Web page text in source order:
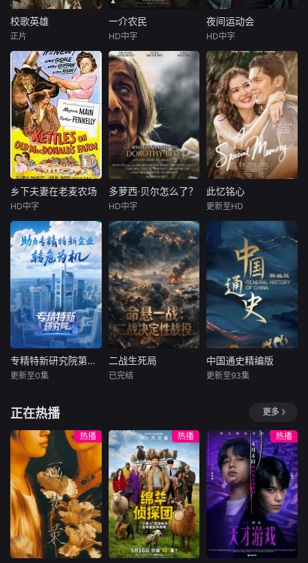
（卢靖姗 饰）、齐
燕（蒋璐霞 饰）、
宁宝儿（屈菁菁
“绝密任务”限时1
（卢靖姗 饰）、齐
燕（蒋璐霞 饰）、
宁宝儿（屈菁菁
“绝密任务”限时1
的危险操纵之中
——一个不惜一切
代价掩盖真相的
校歌英雄
黄黎
叛逆富二代叛逆为
躲爹妈安排，偷报
音乐专业，开学撩
学姐，为校花与校
草开战，背后搞小
动作坑对手又坑队
友；寒门工科妹靠
兼职偷师学音乐，
一边端盘子一边写
歌逆袭。校园歌曲
战，看废柴二代如
何洗白，草
校歌英雄
正片
一介农民
Joel
Anewlywido
wedmotherisleftw
iththecareofanalc
oholicfather-in-la
wandafailingfarm.
Sheisforcedtoforg
ean
一介农民
HD中字
夜间运动会
查尔斯·马利克·惠特菲尔德
凡妮莎·西蒙斯
一名年轻女子
遇到了一位在网上
认识的富有男友。
她很快发现自己陷
入了一场致命的猫
捉老鼠游戏，其中
涉及一个名为Acor
n的暗网组织。
夜间运动会
HD中字
乡下夫妻在老麦农场
Parker
Fennelly
玛与帕，此番
出把力，要替木材
商布拉德·约翰逊和
那位娇惯任性的名
媛莎莉·弗莱明撮合
成一对。玛大娘更
亲自调教莎莉，教
她学些乡野村姑的
作派，好与布拉德
乡下夫妻在老麦农场
HD中字
多萝西·贝尔怎么了？
Hargrove
Lisa
在揭开关于已
故祖母多萝西·贝尔
的童年往事后，奥
兹·格雷决定通过录
像记录她对这些往
事的调查过程。为
了找到答案，她试
图与多萝西的灵魂
沟通，却无意间唤
醒了某种邪恶的力
多萝西·贝尔怎么了？
HD中字
此忆铭心
卡洛·阿基诺
乔尔·托雷
#39; ,
此忆铭心
更新至HD
专精特新研究院第六季
北京卫视科创IP
《专精特新研究
院》真实记录国内
科创企业技术突破
与成长诉求，集结
院士、企业家、政
府、投行等专家智
库，为专精特新企
业提供战略规划、
资源对接、金融帮
扶。2023年开播至
今，已深度追踪拍
专精特新研究院第六季
更新至0集
二战生死局
核心叙事轴线，精
选 9 场深刻改变战
争走向、决定世界
格局的标志性战
役，完整覆盖从 19
39 年二战欧洲战场
爆发，到 1945 年
欧洲反法西斯战争
胜利的历史进程，
串联起西
二战生死局
已完结
中国通史精编版
百集大型纪录片
《中国通史》由央
视电影频道节目中
心制作出品、中国
社会科学院监制、
中国社会科学院历
史研究所组织撰稿
并邀请国内多家重
点大学、专业机构
的研究人员共同参
与创作。这部纪录
片以丰富的视听手
中国通史精编版
更新至93集
正在热播 更多
热播 热播 热播